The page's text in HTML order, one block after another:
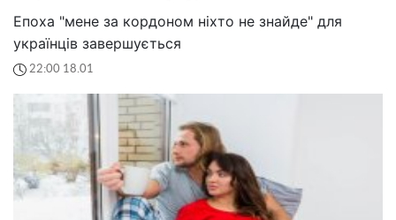
Епоха "мене за кордоном ніхто не знайде" для
українців завершується
22:00 18.01